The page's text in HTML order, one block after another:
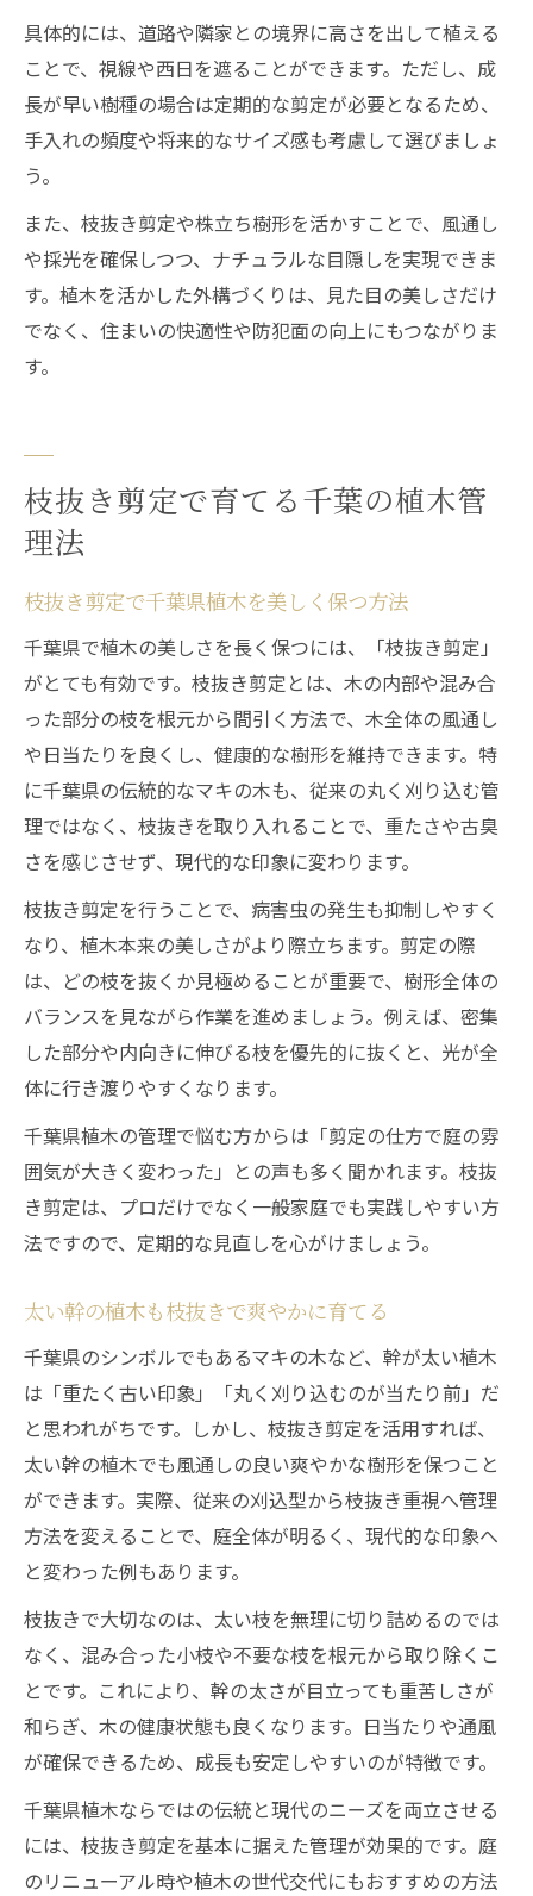
具体的には、道路や隣家との境界に高さを出して植える
ことで、視線や西日を遮ることができます。ただし、成
長が早い樹種の場合は定期的な剪定が必要となるため、
手入れの頻度や将来的なサイズ感も考慮して選びましょ
う。
また、枝抜き剪定や株立ち樹形を活かすことで、風通し
や採光を確保しつつ、ナチュラルな目隠しを実現できま
す。植木を活かした外構づくりは、見た目の美しさだけ
でなく、住まいの快適性や防犯面の向上にもつながりま
す。
枝抜き剪定で育てる千葉の植木管
理法
枝抜き剪定で千葉県植木を美しく保つ方法
千葉県で植木の美しさを長く保つには、「枝抜き剪定」
がとても有効です。枝抜き剪定とは、木の内部や混み合
った部分の枝を根元から間引く方法で、木全体の風通し
や日当たりを良くし、健康的な樹形を維持できます。特
に千葉県の伝統的なマキの木も、従来の丸く刈り込む管
理ではなく、枝抜きを取り入れることで、重たさや古臭
さを感じさせず、現代的な印象に変わります。
枝抜き剪定を行うことで、病害虫の発生も抑制しやすく
なり、植木本来の美しさがより際立ちます。剪定の際
は、どの枝を抜くか見極めることが重要で、樹形全体の
バランスを見ながら作業を進めましょう。例えば、密集
した部分や内向きに伸びる枝を優先的に抜くと、光が全
体に行き渡りやすくなります。
千葉県植木の管理で悩む方からは「剪定の仕方で庭の雰
囲気が大きく変わった」との声も多く聞かれます。枝抜
き剪定は、プロだけでなく一般家庭でも実践しやすい方
法ですので、定期的な見直しを心がけましょう。
太い幹の植木も枝抜きで爽やかに育てる
千葉県のシンボルでもあるマキの木など、幹が太い植木
は「重たく古い印象」「丸く刈り込むのが当たり前」だ
と思われがちです。しかし、枝抜き剪定を活用すれば、
太い幹の植木でも風通しの良い爽やかな樹形を保つこと
ができます。実際、従来の刈込型から枝抜き重視へ管理
方法を変えることで、庭全体が明るく、現代的な印象へ
と変わった例もあります。
枝抜きで大切なのは、太い枝を無理に切り詰めるのでは
なく、混み合った小枝や不要な枝を根元から取り除くこ
とです。これにより、幹の太さが目立っても重苦しさが
和らぎ、木の健康状態も良くなります。日当たりや通風
が確保できるため、成長も安定しやすいのが特徴です。
千葉県植木ならではの伝統と現代のニーズを両立させる
には、枝抜き剪定を基本に据えた管理が効果的です。庭
のリニューアル時や植木の世代交代にもおすすめの方法